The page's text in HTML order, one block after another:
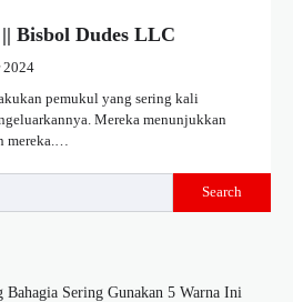
Bisbol Dudes LLC
2024
pemukul yang sering kali
Mereka menunjukkan
mereka.…
Search
Bahagia Sering Gunakan 5 Warna Ini